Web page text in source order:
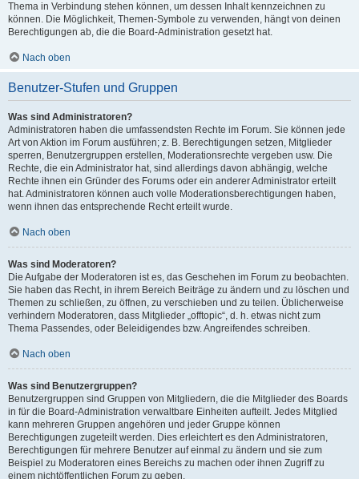
Thema in Verbindung stehen können, um dessen Inhalt kennzeichnen zu
können. Die Möglichkeit, Themen-Symbole zu verwenden, hängt von deinen
Berechtigungen ab, die die Board-Administration gesetzt hat.
Nach oben
Benutzer-Stufen und Gruppen
Was sind Administratoren?
Administratoren haben die umfassendsten Rechte im Forum. Sie können jede
Art von Aktion im Forum ausführen; z. B. Berechtigungen setzen, Mitglieder
sperren, Benutzergruppen erstellen, Moderationsrechte vergeben usw. Die
Rechte, die ein Administrator hat, sind allerdings davon abhängig, welche
Rechte ihnen ein Gründer des Forums oder ein anderer Administrator erteilt
hat. Administratoren können auch volle Moderationsberechtigungen haben,
wenn ihnen das entsprechende Recht erteilt wurde.
Nach oben
Was sind Moderatoren?
Die Aufgabe der Moderatoren ist es, das Geschehen im Forum zu beobachten.
Sie haben das Recht, in ihrem Bereich Beiträge zu ändern und zu löschen und
Themen zu schließen, zu öffnen, zu verschieben und zu teilen. Üblicherweise
verhindern Moderatoren, dass Mitglieder „offtopic“, d. h. etwas nicht zum
Thema Passendes, oder Beleidigendes bzw. Angreifendes schreiben.
Nach oben
Was sind Benutzergruppen?
Benutzergruppen sind Gruppen von Mitgliedern, die die Mitglieder des Boards
in für die Board-Administration verwaltbare Einheiten aufteilt. Jedes Mitglied
kann mehreren Gruppen angehören und jeder Gruppe können
Berechtigungen zugeteilt werden. Dies erleichtert es den Administratoren,
Berechtigungen für mehrere Benutzer auf einmal zu ändern und sie zum
Beispiel zu Moderatoren eines Bereichs zu machen oder ihnen Zugriff zu
einem nichtöffentlichen Forum zu geben.